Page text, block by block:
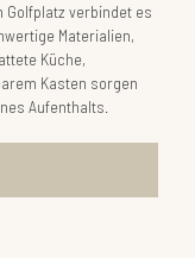
Golfplatz verbindet es
Materialien,
Küche,
Kasten sorgen
Aufenthalts.